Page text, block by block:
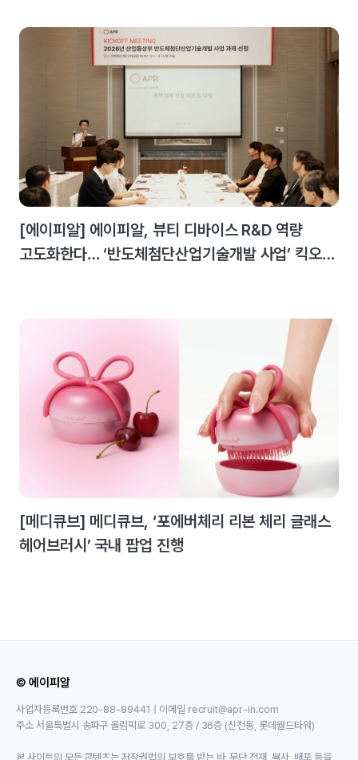
[에이피알] 에이피알, 뷰티 디바이스 R&D 역량
고도화한다… ‘반도체첨단산업기술개발 사업’ 킥오프
[메디큐브] 메디큐브, ‘포에버체리 리본 체리 글래스
헤어브러시’ 국내 팝업 진행
© 에이피알
사업자등록번호 220-88-89441 | 이메일 recruit@apr-in.com
주소 서울특별시 송파구 올림픽로 300, 27층 / 36층 (신천동, 롯데월드타워)
본 사이트의 모든 콘텐츠는 저작권법의 보호를 받는 바, 무단 전재, 복사, 배포 등을